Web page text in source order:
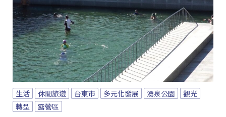
生活 休閒旅遊 台東市 多元化發展 湧泉公園
觀光
轉型
露營區